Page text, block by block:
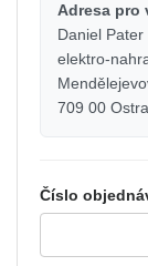
Adresa pro
Daniel Pater
elektro-
709 00
Číslo